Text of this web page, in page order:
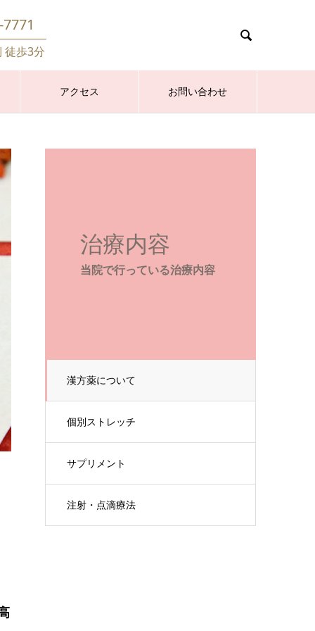
徒歩3分

アクセス お問い合わせ
治療内容
当院で行っている治療内容
漢方薬について
個別ストレッチ
サプリメント
注射・点滴療法